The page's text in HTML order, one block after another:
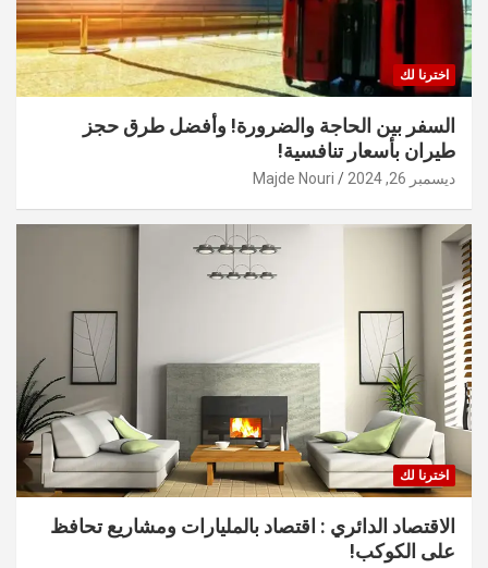
اخترنا لك
السفر بين الحاجة والضرورة! وأفضل طرق حجز
طيران بأسعار تنافسية!
ديسمبر 26, 2024 Majde Nouri
اخترنا لك
الاقتصاد الدائري : اقتصاد بالمليارات ومشاريع تحافظ
على الكوكب!